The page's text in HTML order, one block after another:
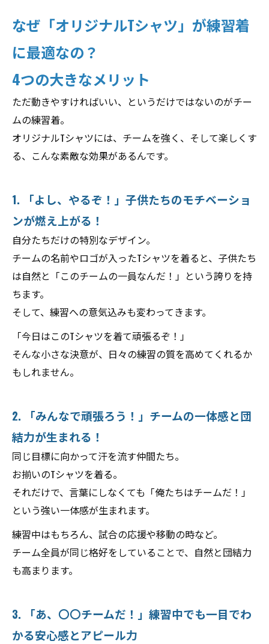
なぜ「オリジナルTシャツ」が練習着
に最適なの？
4つの大きなメリット
ただ動きやすければいい、というだけではないのがチー
ムの練習着。
オリジナルTシャツには、チームを強く、そして楽しくす
る、こんな素敵な効果があるんです。
1. 「よし、やるぞ！」子供たちのモチベーショ
ンが燃え上がる！
自分たちだけの特別なデザイン。
チームの名前やロゴが入ったTシャツを着ると、子供たち
は自然と「このチームの一員なんだ！」という誇りを持
ちます。
そして、練習への意気込みも変わってきます。
「今日はこのTシャツを着て頑張るぞ！」
そんな小さな決意が、日々の練習の質を高めてくれるか
もしれません。
2. 「みんなで頑張ろう！」チームの一体感と団
結力が生まれる！
同じ目標に向かって汗を流す仲間たち。
お揃いのTシャツを着る。
それだけで、言葉にしなくても「俺たちはチームだ！」
という強い一体感が生まれます。
練習中はもちろん、試合の応援や移動の時など。
チーム全員が同じ格好をしていることで、自然と団結力
も高まります。
3. 「あ、〇〇チームだ！」練習中でも一目でわ
かる安心感とアピール力